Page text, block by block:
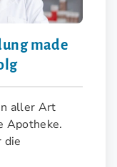
made
aller Art
Apotheke.
die